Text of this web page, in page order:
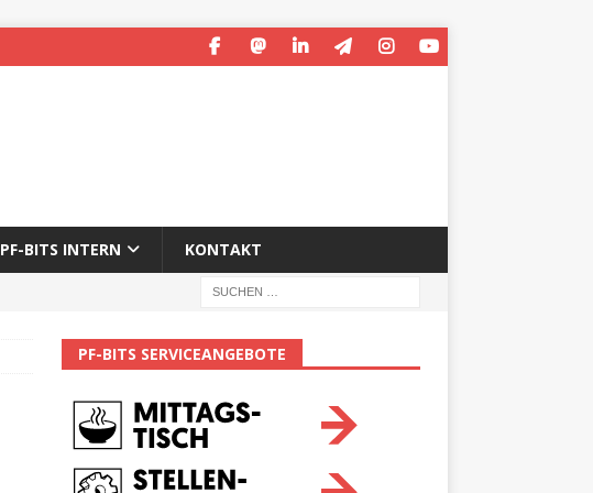
PF-BITS INTERN KONTAKT
PF-BITS SERVICEANGEBOTE